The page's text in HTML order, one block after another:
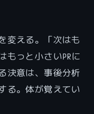
変える。「次はも
もっと小さいPRに
決意は、事後分析
る。体が覚えてい